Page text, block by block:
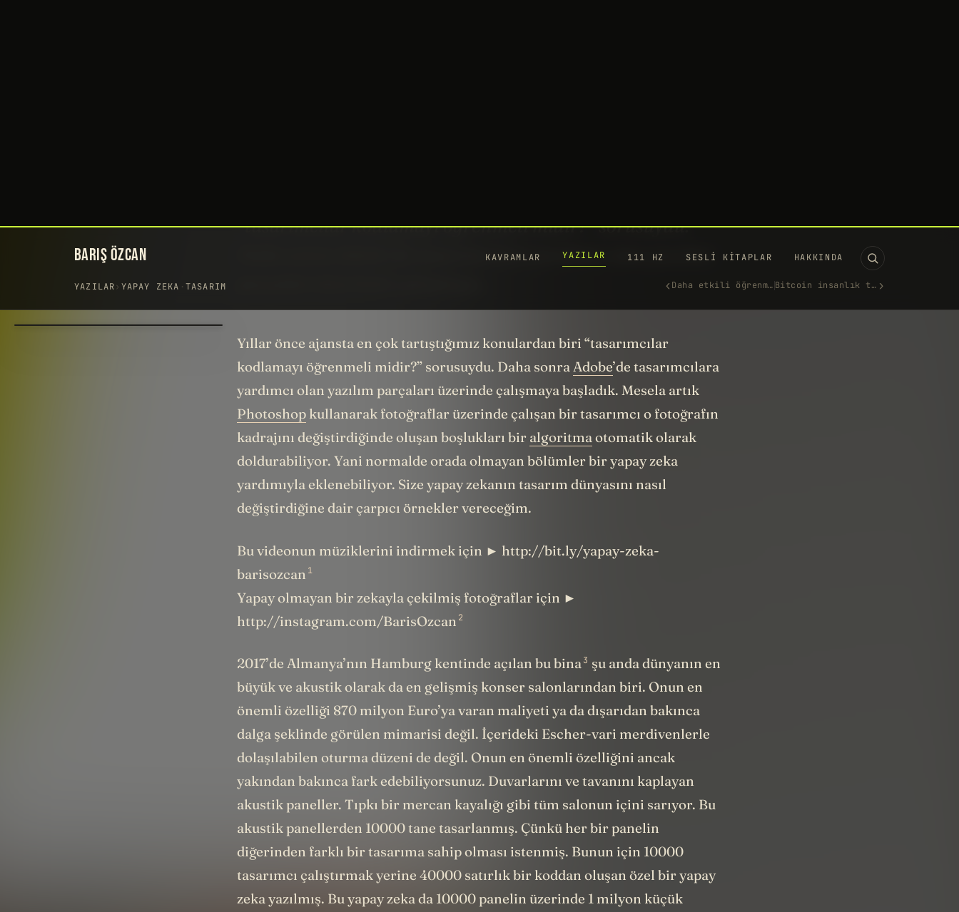
“tasarımcılar kodlamayı öğrenmeli midir?” sorusuydu.
Daha sonra Adobe’de tasarımcılara yardımcı olan yazılım
Yıllar önce ajansta en çok tartıştığımız konulardan biri “tasarımcılar
kodlamayı öğrenmeli midir?” sorusuydu. Daha sonraAdobe’de tasarımcılara
yardımcı olan yazılım parçaları üzerinde çalışmaya başladık. Mesela artık
Photoshop kullanarak fotoğraflar üzerinde çalışan bir tasarımcı o fotoğrafın
kadrajını değiştirdiğinde oluşan boşlukları bir algoritmaotomatik olarak
doldurabiliyor. Yani normalde orada olmayan bölümler bir yapay zeka
yardımıyla eklenebiliyor. Size yapay zekanın tasarım dünyasını nasıl
değiştirdiğine dair çarpıcı örnekler vereceğim.
Bu videonun müziklerini indirmek için ► http://bit.ly/yapay-zeka-
barisozcan 1
Yapay olmayan bir zekayla çekilmiş fotoğraflar için ►
http://instagram.com/BarisOzcan 2
2017’de Almanya’nın Hamburg kentinde açılan bu bina3 şu anda dünyanın en
büyük ve akustik olarak da en gelişmiş konser salonlarından biri. Onun en
önemli özelliği 870 milyon Euro’ya varan maliyeti ya da dışarıdan bakınca
dalga şeklinde görülen mimarisi değil. İçerideki Escher-vari merdivenlerle
dolaşılabilen oturma düzeni de değil. Onun en önemli özelliğini ancak
yakından bakınca fark edebiliyorsunuz. Duvarlarını ve tavanını kaplayan
akustik paneller. Tıpkı bir mercan kayalığı gibi tüm salonun içini sarıyor. Bu
akustik panellerden 10000 tane tasarlanmış. Çünkü her bir panelin
diğerinden farklı bir tasarıma sahip olması istenmiş. Bunun için 10000
tasarımcı çalıştırmak yerine 40000 satırlık bir koddan oluşan özel bir yapay
zeka yazılmış. Bu yapay zeka da 10000 panelin üzerinde 1 milyon küçük